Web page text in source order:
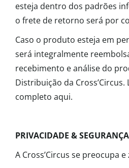
esteja dentro dos padrões
o frete de retorno será por
Caso o produto esteja em
será integralmente
recebimento e análise do
Distribuição da
completo aqui.
PRIVACIDADE &
A Cross’Circus se preocupa